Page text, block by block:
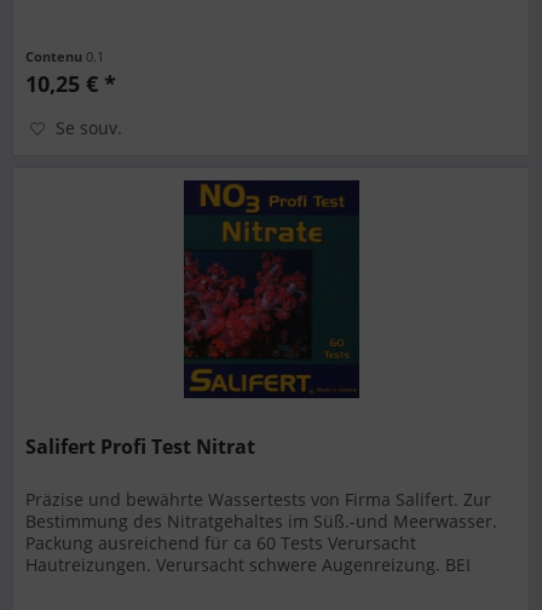
Contenu 0.1
10,25 € *
Se souv.
Salifert Profi Test Nitrat
Präzise und bewährte Wassertests von Firma Salifert. Zur
Bestimmung des Nitratgehaltes im Süß.-und Meerwasser.
Packung ausreichend für ca 60 Tests Verursacht
Hautreizungen. Verursacht schwere Augenreizung. BEI